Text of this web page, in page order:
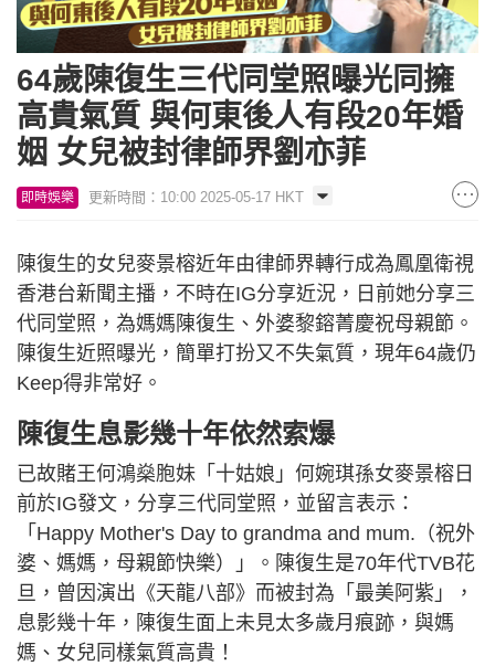
64歲陳復生三代同堂照曝光同擁
高貴氣質 與何東後人有段20年婚
姻 女兒被封律師界劉亦菲
即時娛樂 更新時間：10:00 2025-05-17 HKT
陳復生的女兒麥景榕近年由律師界轉行成為鳳凰衛視
香港台新聞主播，不時在IG分享近況，日前她分享三
代同堂照，為媽媽陳復生、外婆黎鎔菁慶祝母親節。
陳復生近照曝光，簡單打扮又不失氣質，現年64歲仍
Keep得非常好。
陳復生息影幾十年依然索爆
已故賭王何鴻燊胞妹「十姑娘」何婉琪孫女麥景榕日
前於IG發文，分享三代同堂照，並留言表示：
「Happy Mother's Day to grandma and mum.（祝外
婆、媽媽，母親節快樂）」。陳復生是70年代TVB花
旦，曾因演出《天龍八部》而被封為「最美阿紫」，
息影幾十年，陳復生面上未見太多歲月痕跡，與媽
媽、女兒同樣氣質高貴！